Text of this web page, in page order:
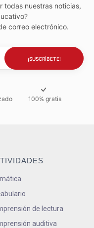
todas nuestras noticias,
correo electrónico.
100% gratis
de lectura
auditiva